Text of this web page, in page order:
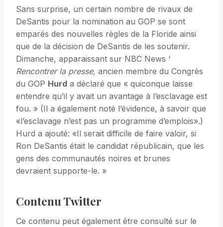
Sans surprise, un certain nombre de rivaux de
DeSantis pour la nomination au GOP se sont
emparés des nouvelles règles de la Floride ainsi
que de la décision de DeSantis de les soutenir.
Dimanche, apparaissant sur NBC News ‘
Rencontrer la presse, ancien membre du Congrès
du GOP Hurd a déclaré que « quiconque laisse
entendre qu’il y avait un avantage à l’esclavage est
fou. » (Il a également noté l’évidence, à savoir que
«l’esclavage n’est pas un programme d’emplois».)
Hurd a ajouté: «Il serait difficile de faire valoir, si
Ron DeSantis était le candidat républicain, que les
gens des communautés noires et brunes
devraient supporte-le. »
Contenu Twitter
Ce contenu peut également être consulté sur le